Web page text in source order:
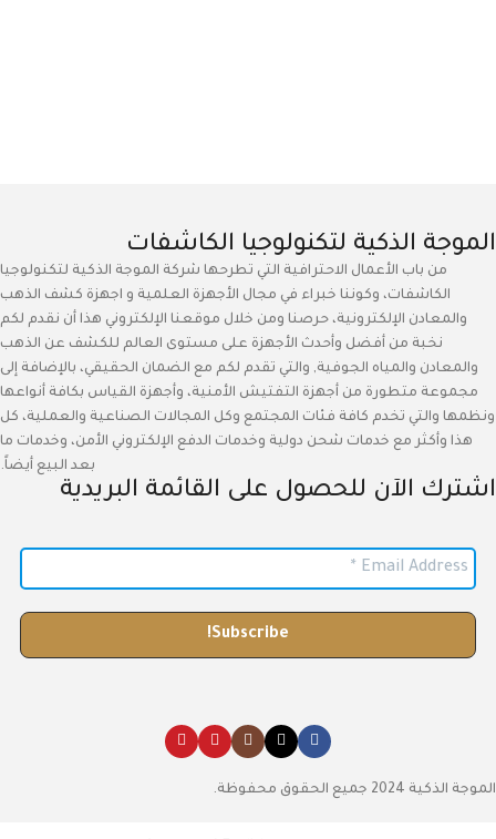
الموجة الذكية لتكنولوجيا الكاشفات
من باب الأعمال الاحترافية التي تطرحها شركة الموجة الذكية لتكنولوجيا
الكاشفات، وكوننا خبراء في مجال الأجهزة العلمية و اجهزة كشف الذهب
والمعادن الإلكترونية، حرصنا ومن خلال موقعنا الإلكتروني هذا أن نقدم لكم
نخبة من أفضل وأحدث الأجهزة على مستوى العالم للكشف عن الذهب
والمعادن والمياه الجوفية, والتي تقدم لكم مع الضمان الحقيقي، بالإضافة إلى
مجموعة متطورة من أجهزة التفتيش الأمنية، وأجهزة القياس بكافة أنواعها
ونظمها والتي تخدم كافة فئات المجتمع وكل المجالات الصناعية والعملية، كل
هذا وأكثر مع خدمات شحن دولية وخدمات الدفع الإلكتروني الأمن، وخدمات ما
بعد البيع أيضاً.
اشترك الآن للحصول على القائمة البريدية
الموجة الذكية 2024 جميع الحقوق محفوظة.